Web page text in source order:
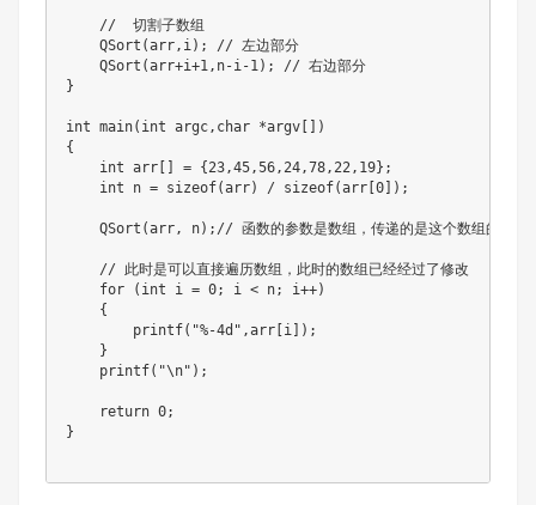
//  切割子数组
QSort (arr, i) ;
// 左边部分
QSort (arr+i+1, n-i-1) ;
// 右边部分
}
int main( int argc, char *argv [ ] )
{
int arr [ ] = {23,45,56, 24,78, 22, 19} ;
int n = sizeof(arr) / sizeof(arr [0] ) ;
QSort (arr, n) ; // 函数的参数是数组，传递的是这个数组的首地
// 此时是可以直接遍历数组，此时的数组已经经过了修改
for
( int i = 0; i < n; i++)
{
printf( "%-4d" ,arr [i] ) ;
}
printf( "\n" ) ;
return 0;
}